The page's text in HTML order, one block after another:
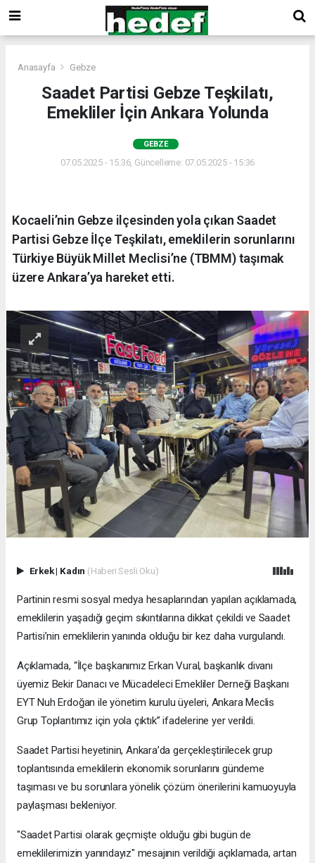
Anasayfa Gebze
Saadet Partisi Gebze Teşkilatı,
Emekliler İçin Ankara Yolunda
GEBZE
07.05.2025 - 15:36, Güncelleme: 07.05.2025 - 15:36
Kocaeli’nin Gebze ilçesinden yola çıkan Saadet
Partisi Gebze İlçe Teşkilatı, emeklilerin sorunlarını
Türkiye Büyük Millet Meclisi’ne (TBMM) taşımak
üzere Ankara’ya hareket etti.
Erkek| Kadın (Haberi Sesli Oku)
Partinin resmi sosyal medya hesaplarından yapılan açıklamada,
emeklilerin yaşadığı geçim sıkıntılarına dikkat çekildi ve Saadet
Partisi’nin emeklilerin yanında olduğu bir kez daha vurgulandı.
Açıklamada, “İlçe başkanımız Erkan Vural, başkanlık divanı
üyemiz Bekir Danacı ve Mücadeleci Emekliler Derneği Başkanı
EYT Nuh Erdoğan ile yönetim kurulu üyeleri, Ankara Meclis
Grup Toplantımız için yola çıktık” ifadelerine yer verildi.
Saadet Partisi heyetinin, Ankara’da gerçekleştirilecek grup
toplantısında emeklilerin ekonomik sorunlarını gündeme
taşıması ve bu sorunlara yönelik çözüm önerilerini kamuoyuyla
paylaşması bekleniyor.
"Saadet Partisi olarak geçmişte olduğu gibi bugün de
emeklilerimizin yanındayız" mesajının verildiği açıklamada, artan